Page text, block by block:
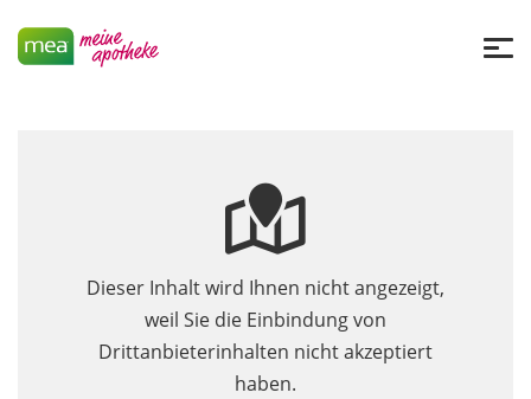
Dieser Inhalt wird Ihnen nicht angezeigt,
weil Sie die Einbindung von
Drittanbieterinhalten nicht akzeptiert
haben.